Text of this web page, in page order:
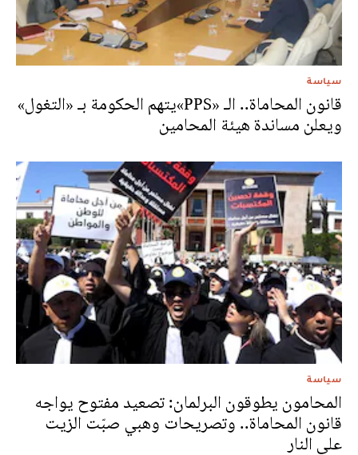
سياسة
قانون المحاماة.. الـ «PPS»يتهم الحكومة بـ «التغول»
ويعلن مساندة هيئة المحامين
سياسة
المحامون يطوقون البرلمان: تصعيد مفتوح يواجه
قانون المحاماة.. وتصريحات وهبي صبّت الزيت
على النار